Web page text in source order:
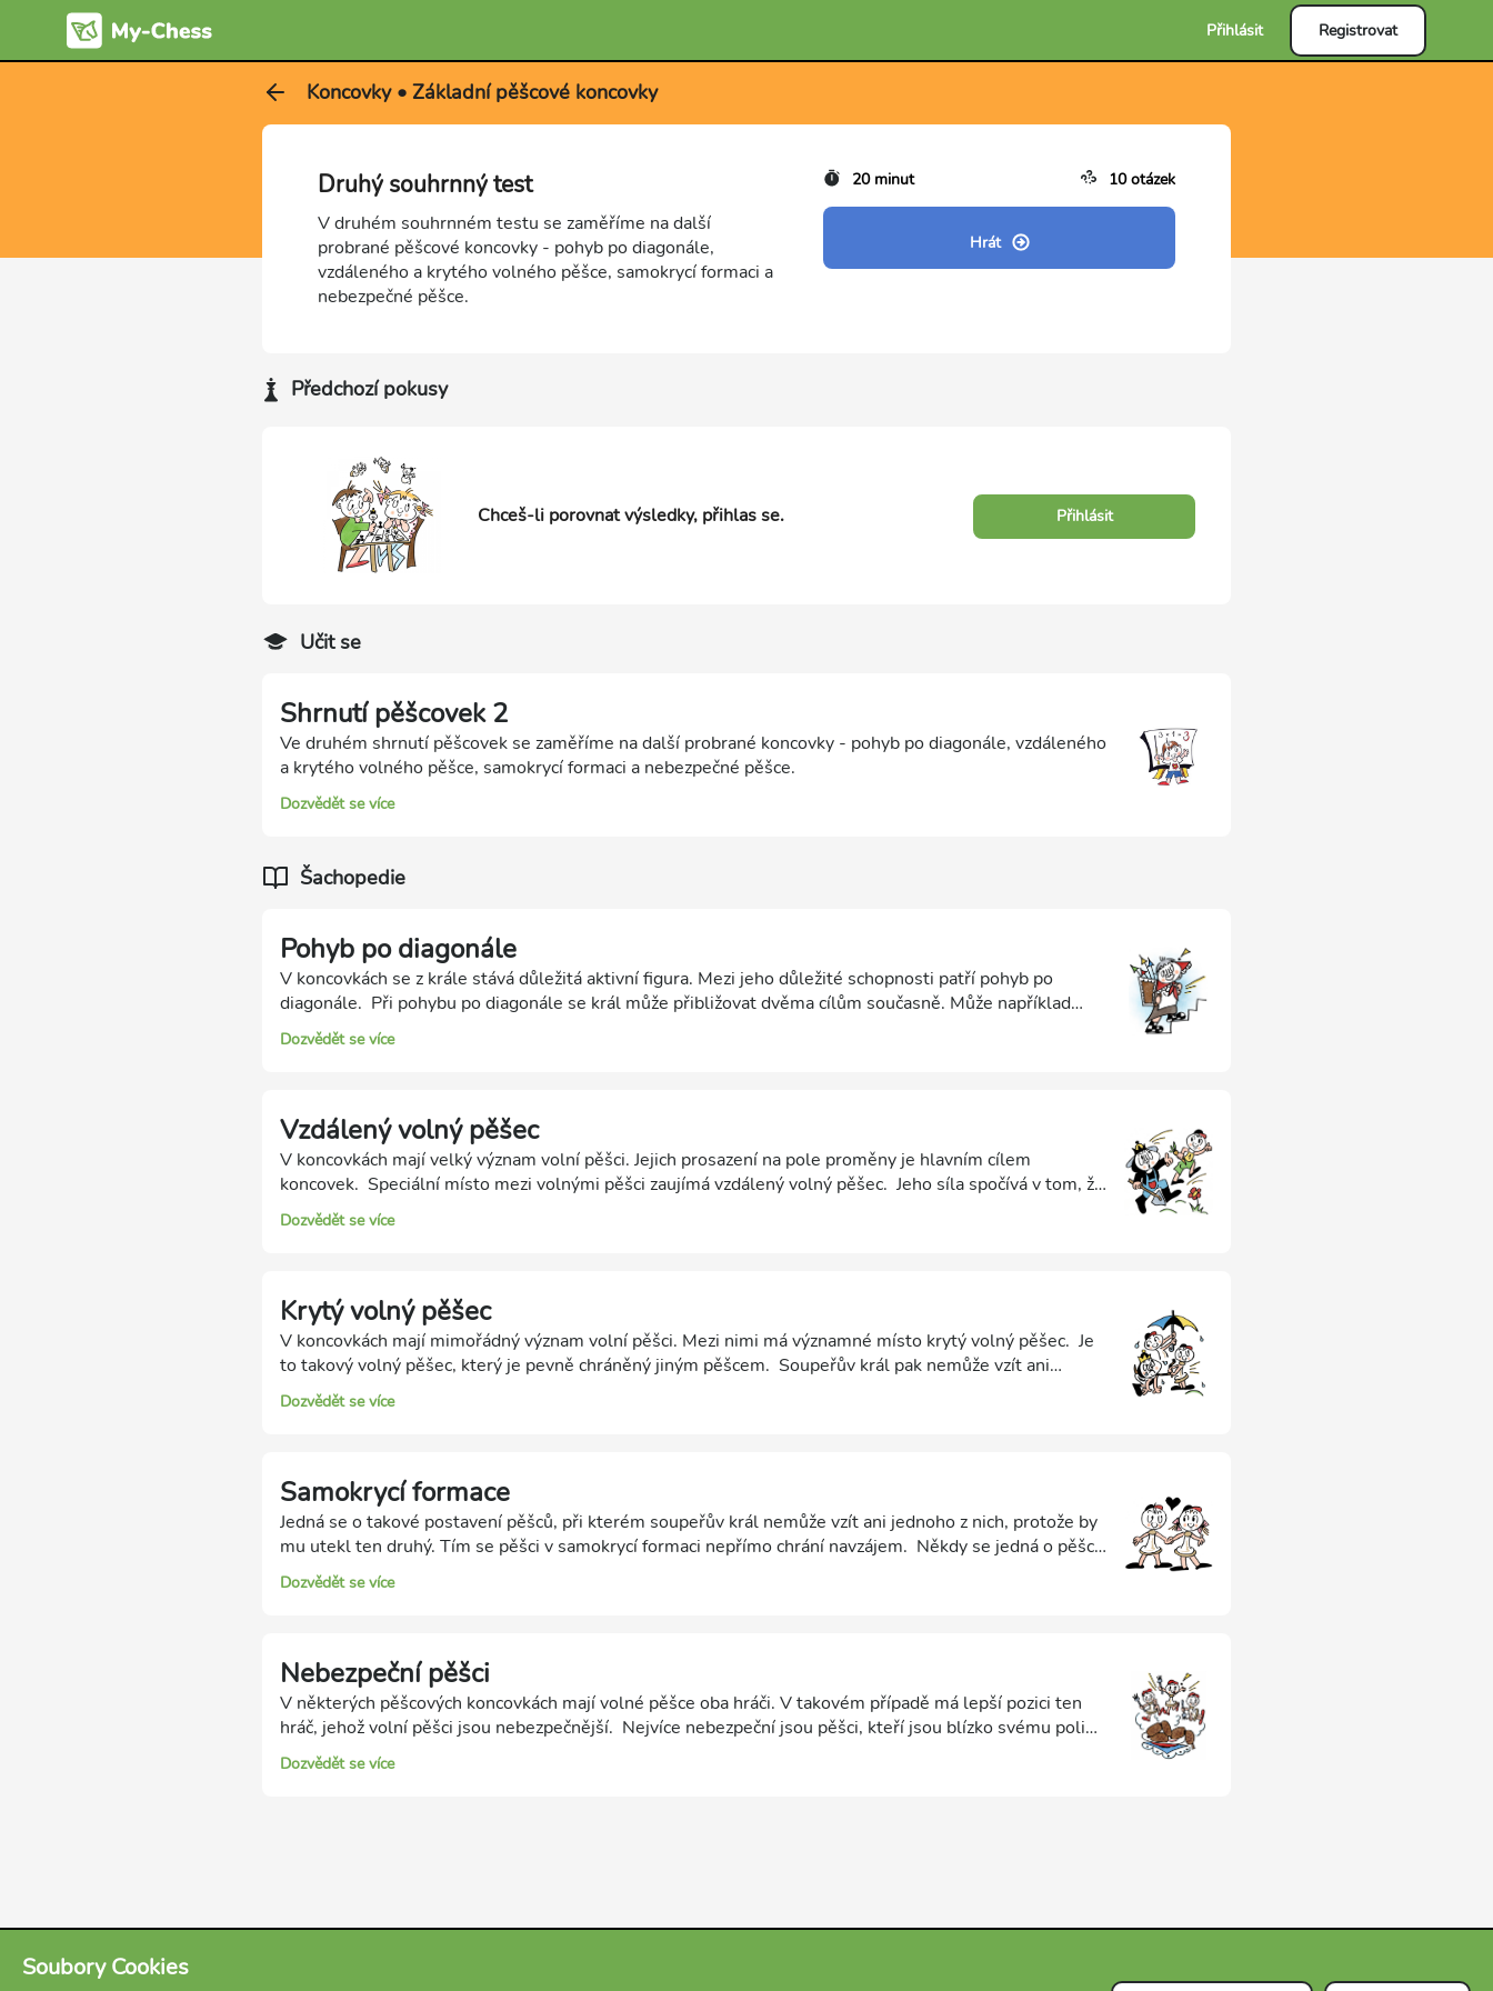
Přihlásit Registrovat
Koncovky • Základní pěšcové koncovky
Druhý souhrnný test
V druhém souhrnném testu se zaměříme na další
probrané pěšcové koncovky - pohyb po diagonále,
vzdáleného a krytého volného pěšce, samokrycí formaci a
nebezpečné pěšce.
20 minut 10 otázek
Hrát
Předchozí pokusy
Chceš-li porovnat výsledky, přihlas se. Přihlásit
Učit se
Shrnutí pěšcovek 2
Ve druhém shrnutí pěšcovek se zaměříme na další probrané koncovky - pohyb po diagonále, vzdáleného
a krytého volného pěšce, samokrycí formaci a nebezpečné pěšce.
Dozvědět se více
Šachopedie
Pohyb po diagonále
V koncovkách se z krále stává důležitá aktivní figura. Mezi jeho důležité schopnosti patří pohyb po
diagonále. Při pohybu po diagonále se král může přibližovat dvěma cílům současně. Může například
podporovat postup vlastního pěšce a současně se přibližovat k pěšci soupeře. Typickým příkladem je
slavná Rétiho studie z roku 1921.
Dozvědět se více
Vzdálený volný pěšec
V koncovkách mají velký význam volní pěšci. Jejich prosazení na pole proměny je hlavním cílem
koncovek. Speciální místo mezi volnými pěšci zaujímá vzdálený volný pěšec. Jeho síla spočívá v tom, že
je vzdálený od ostatních pěšců. Když se jej soupeřův král snaží zastavit, příliš se vzdálí od ostatních
pěšců. Náš král pak má volné pole působnosti k útoku na soupeřovy pěšce. Za vytvoření vzdáleného
Dozvědět se více
Krytý volný pěšec
V koncovkách mají mimořádný význam volní pěšci. Mezi nimi má významné místo krytý volný pěšec. Je
to takový volný pěšec, který je pevně chráněný jiným pěšcem. Soupeřův král pak nemůže vzít ani
krytého volného pěšce (protože je chráněný), ani pěšce, který ho chrání, protože by mu unikl krytý volný
pěšec. Krytý volný pěšec má většinou ještě větší sílu, než vzdálený volný pěšec. Koncovky s krytým
Dozvědět se více
Samokrycí formace
Jedná se o takové postavení pěšců, při kterém soupeřův král nemůže vzít ani jednoho z nich, protože by
mu utekl ten druhý. Tím se pěšci v samokrycí formaci nepřímo chrání navzájem. Někdy se jedná o pěšce
na sousedních sloupcích, kdy zadní pěšec kryje předního přímo. Jindy se jedná o dva volné pěšce, kteří
jsou od sebe vzdálení jeden nebo více sloupců. Čím vzdálenější od sebe volní pěšci jsou, tím jsou v
Dozvědět se více
Nebezpeční pěšci
V některých pěšcových koncovkách mají volné pěšce oba hráči. V takovém případě má lepší pozici ten
hráč, jehož volní pěšci jsou nebezpečnější. Nejvíce nebezpeční jsou pěšci, kteří jsou blízko svému poli
proměny. Velké nebezpečí představují také volní pěšci, kteří jsou dál od sebe a jsou tudíž obtížně k
zachycení pro soupeřova krále. Nebezpeční jsou také volní pěšci, kteří jsou vzdálení od soupeřova krále,
Dozvědět se více
Soubory Cookies